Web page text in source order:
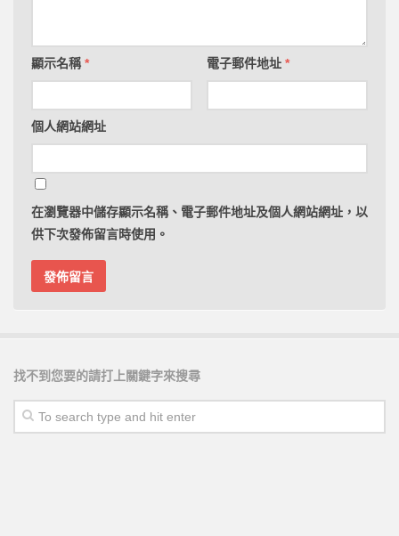
顯示名稱* 電子郵件地址 *
個人網站網址
在瀏覽器中儲存顯示名稱、電子郵件地址及個人網站網址，以
供下次發佈留言時使用。
找不到您要的請打上關鍵字來搜尋